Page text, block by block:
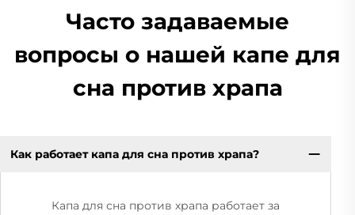
Часто задаваемые
вопросы о нашей капе для
сна против храпа
Как работает капа для сна против храпа?
Капа для сна против храпа работает за